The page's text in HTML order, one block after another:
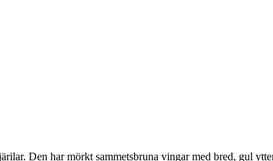
Den har mörkt sammetsbruna vingar med bred, gul